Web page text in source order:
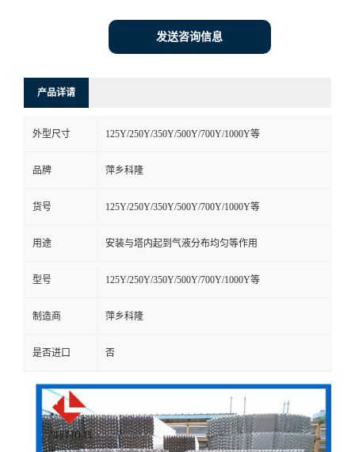
系
方
式
在
发送咨询信息
产品详请
外型尺寸 125Y/250Y/350Y/500Y/700Y/1000Y等
品牌 萍乡科隆
货号 125Y/250Y/350Y/500Y/700Y/1000Y等
用途 安装与塔内起到气液分布均匀等作用
型号 125Y/250Y/350Y/500Y/700Y/1000Y等
制造商 萍乡科隆
是否进口 否